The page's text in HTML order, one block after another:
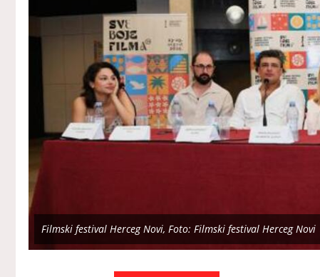
Filmski festival Herceg Novi, Foto: Filmski festival Herceg Novi